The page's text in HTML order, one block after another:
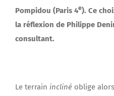
Pompidou (Paris 4e). Ce
la réflexion de Philippe
consultant.
Le terrain incliné oblige